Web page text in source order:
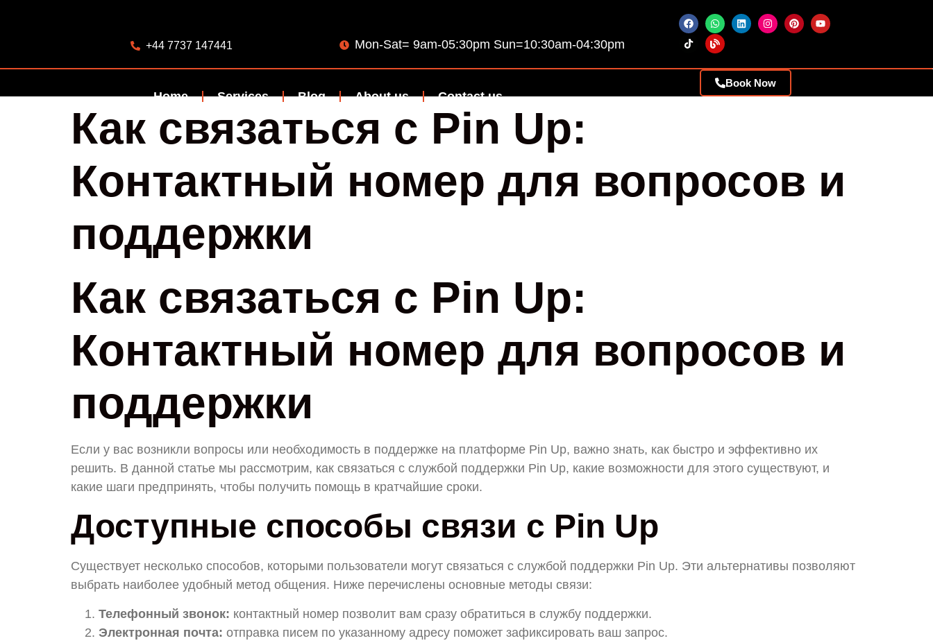
+44 7737 147441 Mon-Sat= 9am-05:30pm Sun=10:30am-04:30pm
Home Services Blog About us Contact us
Book Now
Как связаться с Pin Up:
Контактный номер для вопросов и
поддержки
Как связаться с Pin Up:
Контактный номер для вопросов и
поддержки
Если у вас возникли вопросы или необходимость в поддержке на платформе Pin Up, важно знать, как быстро и эффективно их
решить. В данной статье мы рассмотрим, как связаться с службой поддержки Pin Up, какие возможности для этого существуют, и
какие шаги предпринять, чтобы получить помощь в кратчайшие сроки.
Доступные способы связи с Pin Up
Существует несколько способов, которыми пользователи могут связаться с службой поддержки Pin Up. Эти альтернативы позволяют
выбрать наиболее удобный метод общения. Ниже перечислены основные методы связи:
Телефонный звонок: контактный номер позволит вам сразу обратиться в службу поддержки.
Электронная почта: отправка писем по указанному адресу поможет зафиксировать ваш запрос.